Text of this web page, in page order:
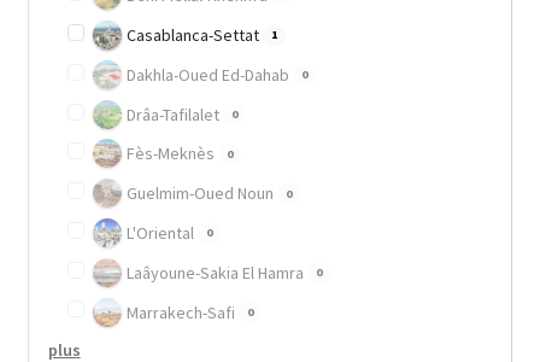
Casablanca-Settat 1
Dakhla-Oued Ed-Dahab 0
Drâa-Tafilalet 0
Fès-Meknès 0
Guelmim-Oued Noun 0
L'Oriental 0
Laâyoune-Sakia El Hamra 0
Marrakech-Safi 0
plus